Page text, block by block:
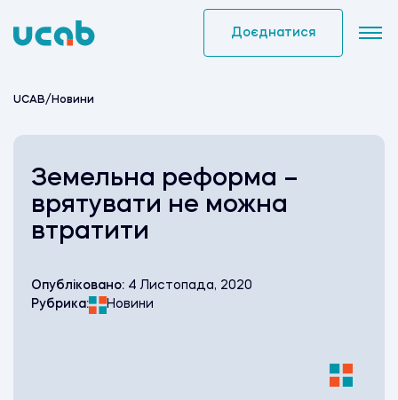
to
Доєднатися
UCAB/ Новини
Земельна реформа –
врятувати не можна
втратити
Опубліковано: 4 Листопада, 2020
Рубрика:
Новини